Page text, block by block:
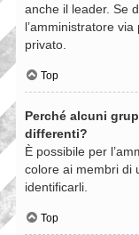
anche il leader. Se
l’amministratore
privato.
Top
Perché alcuni
differenti?
È possibile per
colore ai membri di
identificarli.
Top